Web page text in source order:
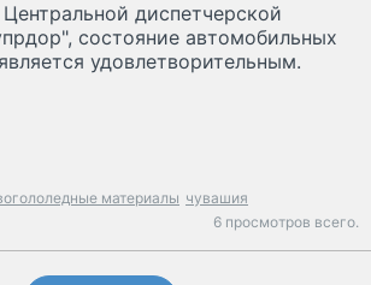
диспетчерской
состояние автомобильных
удовлетворительным.
материалы чувашия
6 просмотров всего.